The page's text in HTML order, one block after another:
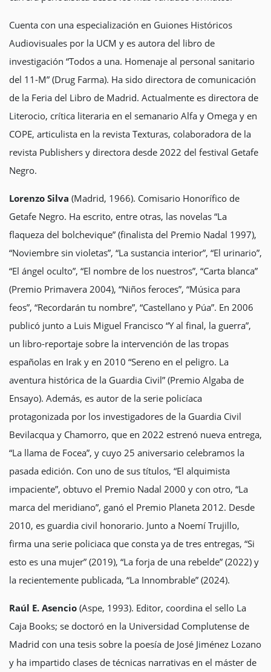
Cuenta con una especialización en Guiones Históricos
Audiovisuales por la UCM y es autora del libro de
investigación “Todos a una. Homenaje al personal sanitario
del 11-M” (Drug Farma). Ha sido directora de comunicación
de la Feria del Libro de Madrid. Actualmente es directora de
Literocio, crítica literaria en el semanario Alfa y Omega y en
COPE, articulista en la revista Texturas, colaboradora de la
revista Publishers y directora desde 2022 del festival Getafe
Negro.
Lorenzo Silva (Madrid, 1966). Comisario Honorífico de
Getafe Negro. Ha escrito, entre otras, las novelas “La
flaqueza del bolchevique” (finalista del Premio Nadal 1997),
“Noviembre sin violetas”, “La sustancia interior”, “El urinario”,
“El ángel oculto”, “El nombre de los nuestros”, “Carta blanca”
(Premio Primavera 2004), “Niños feroces”, “Música para
feos”, “Recordarán tu nombre”, “Castellano y Púa”. En 2006
publicó junto a Luis Miguel Francisco “Y al final, la guerra”,
un libro-reportaje sobre la intervención de las tropas
españolas en Irak y en 2010 “Sereno en el peligro. La
aventura histórica de la Guardia Civil” (Premio Algaba de
Ensayo). Además, es autor de la serie policíaca
protagonizada por los investigadores de la Guardia Civil
Bevilacqua y Chamorro, que en 2022 estrenó nueva entrega,
“La llama de Focea”, y cuyo 25 aniversario celebramos la
pasada edición. Con uno de sus títulos, “El alquimista
impaciente”, obtuvo el Premio Nadal 2000 y con otro, “La
marca del meridiano”, ganó el Premio Planeta 2012. Desde
2010, es guardia civil honorario. Junto a Noemí Trujillo,
firma una serie policiaca que consta ya de tres entregas, “Si
esto es una mujer” (2019), “La forja de una rebelde” (2022) y
la recientemente publicada, “La Innombrable” (2024).
Raúl E. Asencio (Aspe, 1993). Editor, coordina el sello La
Caja Books; se doctoró en la Universidad Complutense de
Madrid con una tesis sobre la poesía de José Jiménez Lozano
y ha impartido clases de técnicas narrativas en el máster de